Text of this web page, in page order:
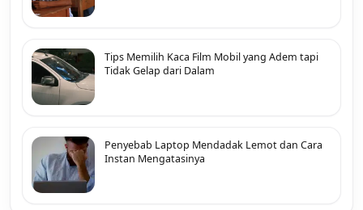
Tips Memilih Kaca Film Mobil yang Adem tapi
Tidak Gelap dari Dalam
Penyebab Laptop Mendadak Lemot dan Cara
Instan Mengatasinya